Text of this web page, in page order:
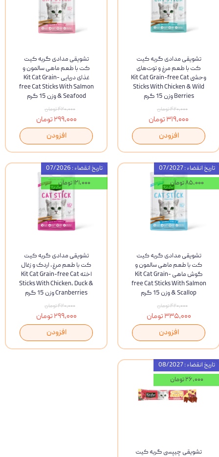
تشویقی مدادی گربه کیت
کت با طعم مرغ و توت‌های
وحشی Kit Cat Grain-free Cat
Sticks With Chicken & Wild
Berries وزن 15 گرم
۴۲۰,۰۰۰ تومان
۳۱۹,۰۰۰ تومان
افزودن
تشویقی مدادی گربه کیت
کت با طعم ماهی سالمون و
غذای دریایی Kit Cat Grain-
free Cat Sticks With Salmon
& Seafood وزن 15 گرم
۴۲۰,۰۰۰ تومان
۲۹۹,۰۰۰ تومان
افزودن
تشویقی مدادی گربه کیت
کت با طعم ماهی سالمون و
گوش ماهی Kit Cat Grain-
free Cat Sticks With Salmon
& Scallop وزن 15 گرم
۴۲۰,۰۰۰ تومان
۳۳۵,۰۰۰ تومان
افزودن
تاریخ انقضاء : 07/2027
۸۵,۰۰۰ تومان
تشویقی مدادی گربه کیت
کت با طعم مرغ، اردک و زغال
اخته Kit Cat Grain-free Cat
Sticks With Chicken, Duck &
Cranberries وزن 15 گرم
۴۲۰,۰۰۰ تومان
۲۹۹,۰۰۰ تومان
افزودن
تاریخ انقضاء : 07/2026
۱۲۱,۰۰۰ تومان
تشویقی چیپسی گربه کیت
تاریخ انقضاء : 08/2027
۲۶,۰۰۰ تومان